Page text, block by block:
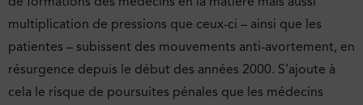
multiplication de pressions que ceux-ci – ainsi que les
patientes – subissent des mouvements anti-avortement, en
résurgence depuis le début des années 2000. S’ajoute à
cela le risque de poursuites pénales que les médecins